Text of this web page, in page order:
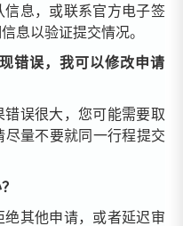
息，或联系官方电子签
息以验证提交情况。
错误，我可以修改申请
误很大，您可能需要取
量不要就同一行程提交
其他申请，或者延迟审